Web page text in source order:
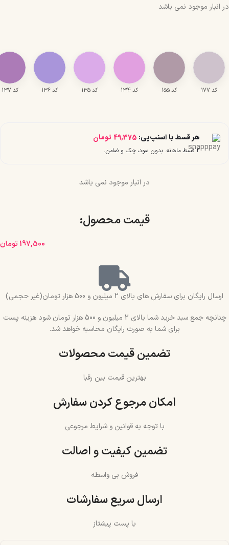
در انبار موجود نمی باشد
کد 177 کد 155 کد 134 کد 135 کد 136 کد 137
هر قسط با اسنپ‌پی: 49,375 تومان
۴ قسط ماهانه. بدون سود، چک و ضامن.
در انبار موجود نمی باشد
قیمت محصول:​
197,500تومان
ارسال رایگان برای سفارش های بالای 2 میلیون و 500 هزار تومان(غیر حجمی)
چنانچه جمع سبد خرید شما بالای 2 میلیون و 500 هزار تومان شود هزینه پست
برای شما به صورت رایگان محاسبه خواهد شد.
تضمین قیمت محصولات
بهترین قیمت بین رقبا
امکان مرجوع کردن سفارش
با توجه به قوانین و شرایط مرجوعی
تضمین کیفیت و اصالت
فروش بی واسطه
ارسال سریع سفارشات
با پست پیشتاز